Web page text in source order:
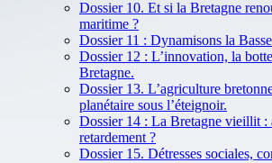
Dossier 10. Et si la Bretagne
maritime ?
Dossier 11 : Dynamisons la
Dossier 12 : L’innovation, la
Bretagne.
Dossier 13. L’agriculture
planétaire sous l’éteignoir.
Dossier 14 : La Bretagne vieillit :
retardement ?
Dossier 15. Détresses sociales,